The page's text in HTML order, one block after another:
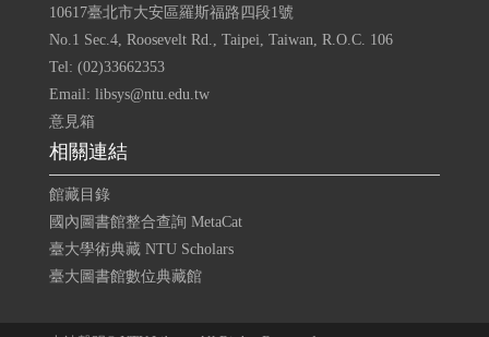
10617臺北市大安區羅斯福路四段1號
No.1 Sec.4, Roosevelt Rd., Taipei, Taiwan, R.O.C. 106
Tel: (02)33662353
Email: libsys@ntu.edu.tw
意見箱
相關連結
館藏目錄
國內圖書館整合查詢 MetaCat
臺大學術典藏 NTU Scholars
臺大圖書館數位典藏館